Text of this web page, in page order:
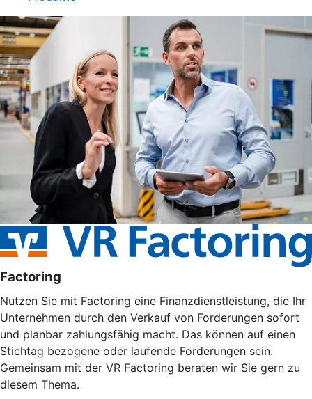
Factoring
Nutzen Sie mit Factoring eine Finanzdienstleistung, die Ihr
Unternehmen durch den Verkauf von Forderungen sofort
und planbar zahlungsfähig macht. Das können auf einen
Stichtag bezogene oder laufende Forderungen sein.
Gemeinsam mit der VR Factoring beraten wir Sie gern zu
diesem Thema.